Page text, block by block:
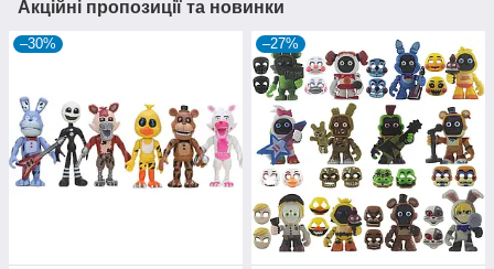
Акційні пропозиції та новинки
–30% –27%